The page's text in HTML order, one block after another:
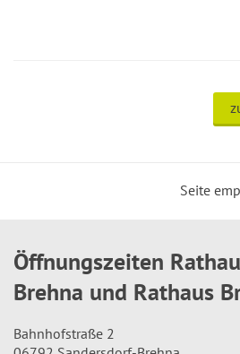
Seite
Öffnungszeiten
Brehna und Rathaus
Bahnhofstraße 2